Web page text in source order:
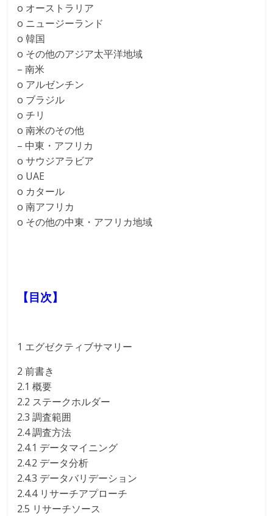
o オーストラリア
o ニュージーランド
o 韓国
o その他のアジア太平洋地域
– 南米
o アルゼンチン
o ブラジル
o チリ
o 南米のその他
– 中東・アフリカ
o サウジアラビア
o UAE
o カタール
o 南アフリカ
o その他の中東・アフリカ地域
【目次】
1 エグゼクティブサマリー
2 前書き
2.1 概要
2.2 ステークホルダー
2.3 調査範囲
2.4 調査方法
2.4.1 データマイニング
2.4.2 データ分析
2.4.3 データバリデーション
2.4.4 リサーチアプローチ
2.5 リサーチソース